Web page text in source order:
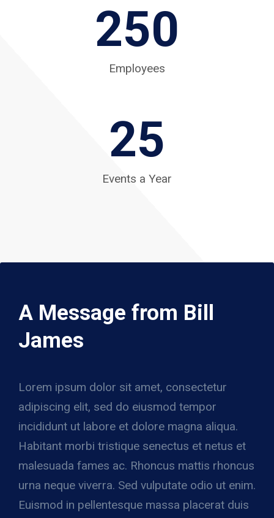
250
Employees
25
Events a Year
A Message from Bill
James
Lorem ipsum dolor sit amet, consectetur
adipiscing elit, sed do eiusmod tempor
incididunt ut labore et dolore magna aliqua.
Habitant morbi tristique senectus et netus et
malesuada fames ac. Rhoncus mattis rhoncus
urna neque viverra. Sed vulputate odio ut enim.
Euismod in pellentesque massa placerat duis